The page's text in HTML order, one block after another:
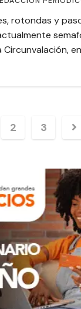
rotondas y
2 3